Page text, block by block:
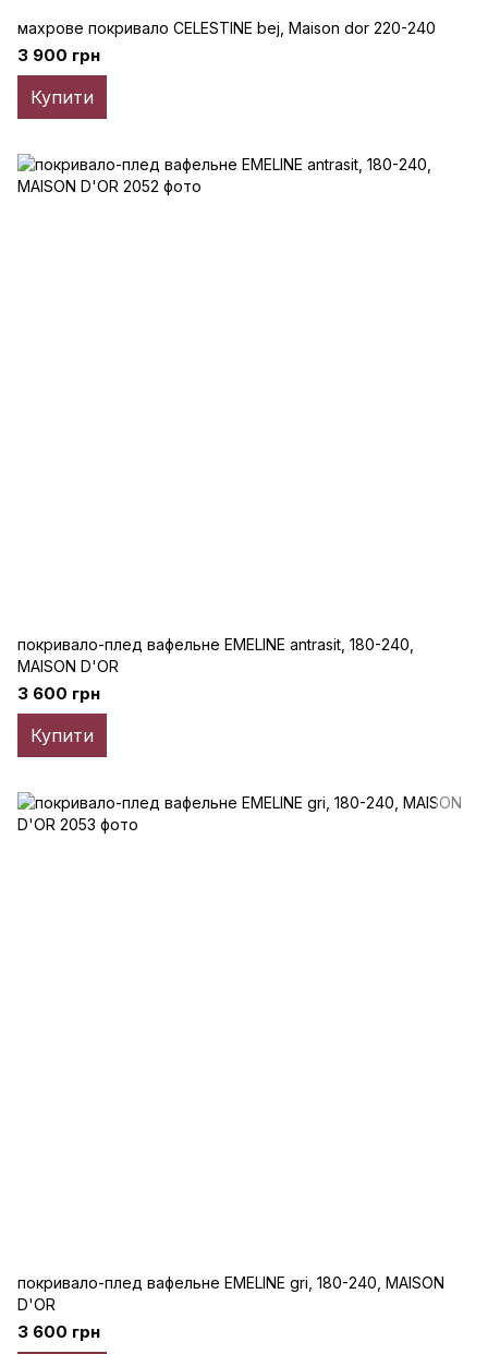
махрове покривало CELESTINE bej, Maison dor 220-240
3 900 грн
Купити
покривало-плед вафельне EMELINE antrasit, 180-240,
MAISON D'OR
3 600 грн
Купити
покривало-плед вафельне EMELINE gri, 180-240, MAISON
D'OR
3 600 грн